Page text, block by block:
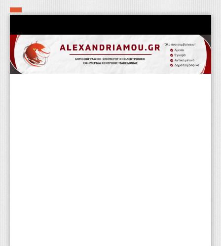
Αρχική
Τα εν δήμω εν οίκω
Πολιτιστικά-Εκκλησιαστικά